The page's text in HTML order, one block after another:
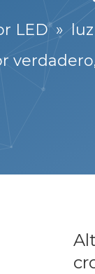
LED »